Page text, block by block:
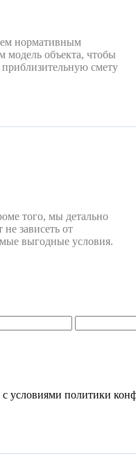
нормативным
модель объекта, чтобы
смету
того, мы детально
зависеть от
выгодные условия.
условиями политики